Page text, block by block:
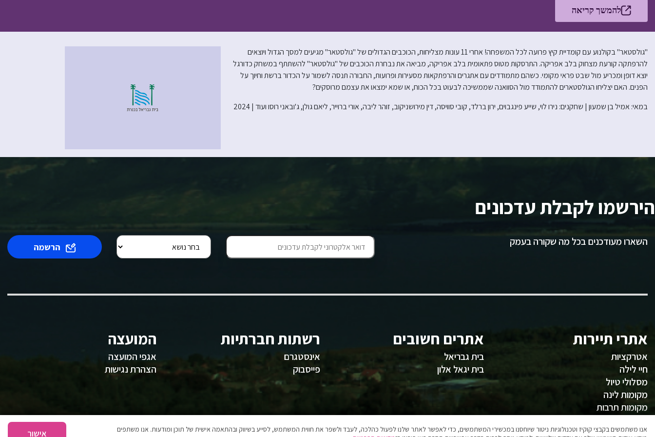
להמשך קריאה
"גולסטאר" בקולנוע עם קומדיית קיץ פרועה לכל המשפחה! אחרי 11 עונות מצליחות, הכוכבים הגדולים של "גולסטאר" מגיעים למסך הגדול ויוצאים
להרפתקה קורעת מצחוק בלב אפריקה. התרסקות מטוס פתאומית בלב אפריקה, מביאה את נבחרת הכוכבים של "גולסטאר" להשתתף במשחק כדורגל
יוצא דופן ומכריע מול שבט פראי מקומי. כשהם מתמודדים עם אתגרים והרפתקאות מסעירות ופרועות, החבורה תנסה לשמור על הכדור ברשת וחיוך על
הפנים. האם יצליחו הגולסטארים להתמודד מול הסוואנה שממשיכה לבעוט בכל הכוח, או שמא ימצאו את עצמם מרוסקים?
במאי: אמיל בן שמעון | שחקנים: נירו לוי, שייע פינגבוים, ירון ברלד, קובי סוויסה, דין מירושניקוב, זוהר ליבה, אורי ברוייר, ליאם גולן, ג'ובאני רוסו ועוד | 2024
הירשמו לקבלת עדכונים
השארו מעודכנים בכל מה שקורה בעמק הרשמה
אתרי תיירות
אטרקציות
חיי לילה
מסלולי טיול
מקומות לינה
מקומות תרבות
אתרים חשובים
בית גבריאל
בית יגאל אלון
רשתות חברתיות
אינסטגרם
פייסבוק
המועצה
אגפי המועצה
הצהרת נגישות
אנו משתמשים בקבצי קוקיז וטכנולוגיות ניטור שיוחסנו במכשירי המשתמשים, כדי לאפשר לאתר שלנו לפעול כהלכה, לעבד ולשפר את חווית המשתמש, לסייע בשיווק ובהתאמה אישית של תוכן ומודעות. אנו משתפים
אישור